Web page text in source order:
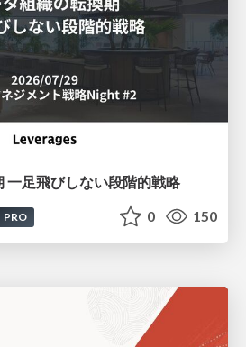
一足飛びしない段階的戦略
PRO 0 150